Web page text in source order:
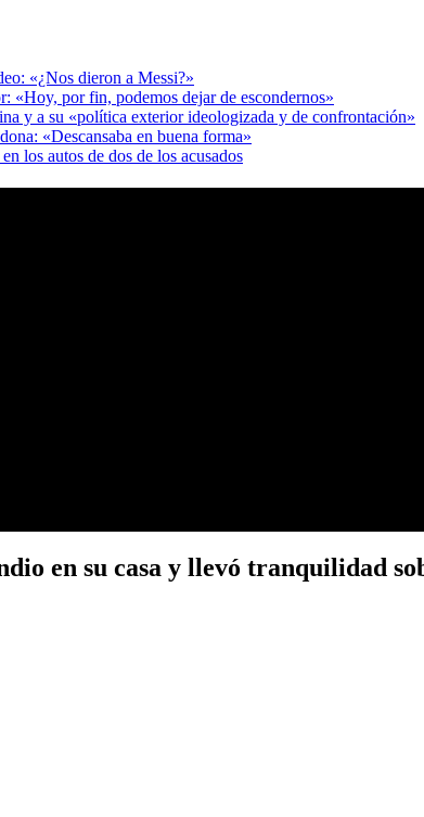
«¿Nos dieron a Messi?»
«Hoy, por fin, podemos dejar de escondernos»
y a su «política exterior ideologizada y de confrontación»
«Descansaba en buena forma»
los autos de dos de los acusados
en su casa y llevó tranquilidad